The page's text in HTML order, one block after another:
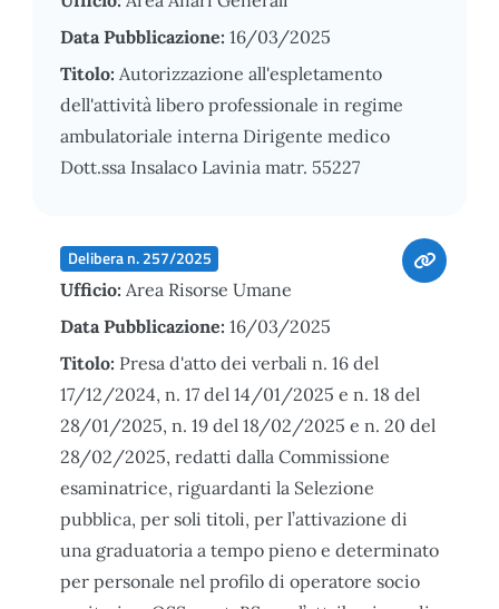
Data Pubblicazione: 16/03/2025
Titolo: Autorizzazione all'espletamento
dell'attività libero professionale in regime
ambulatoriale interna Dirigente medico
Dott.ssa Insalaco Lavinia matr. 55227
Delibera n. 257/2025
Ufficio: Area Risorse Umane
Data Pubblicazione: 16/03/2025
Titolo: Presa d'atto dei verbali n. 16 del
17/12/2024, n. 17 del 14/01/2025 e n. 18 del
28/01/2025, n. 19 del 18/02/2025 e n. 20 del
28/02/2025, redatti dalla Commissione
esaminatrice, riguardanti la Selezione
pubblica, per soli titoli, per l’attivazione di
una graduatoria a tempo pieno e determinato
per personale nel profilo di operatore socio